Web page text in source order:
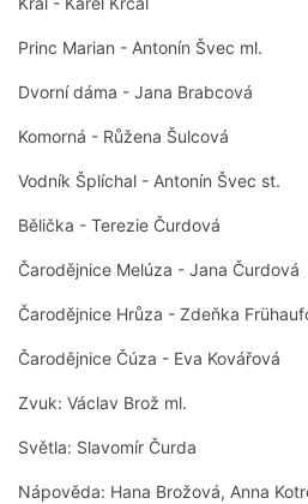
Princ Marian - Antonín Švec ml.
Dvorní dáma - Jana Brabcová
Komorná - Růžena Šulcová
Vodník Šplíchal - Antonín Švec st.
Bělička - Terezie Čurdová
Čarodějnice Melúza - Jana Čurdová
Čarodějnice Hrůza - Zdeňka
Čarodějnice Čúza - Eva Kovářová
Zvuk: Václav Brož ml.
Světla: Slavomír Čurda
Nápověda: Hana Brožová, Anna